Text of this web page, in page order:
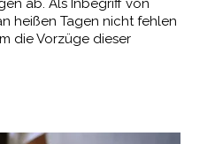
ab. Als Inbegriff von
heißen Tagen nicht fehlen
die Vorzüge dieser